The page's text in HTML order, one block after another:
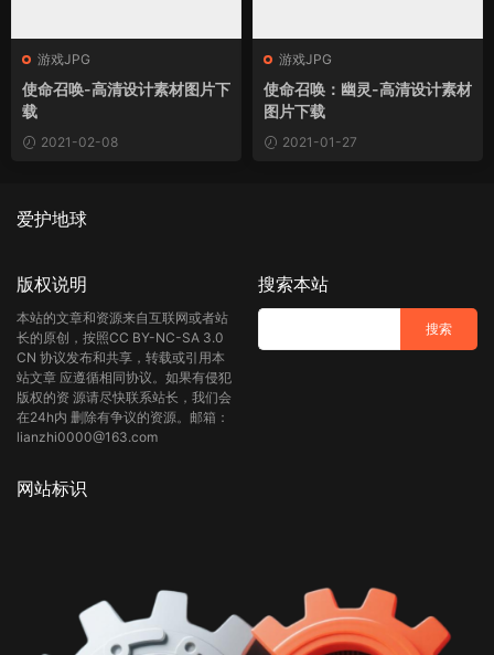
游戏JPG
使命召唤-高清设计素材图片下
载
2021-02-08
游戏JPG
使命召唤：幽灵-高清设计素材
图片下载
2021-01-27
爱护地球
版权说明
本站的文章和资源来自互联网或者站
长的原创，按照CC BY-NC-SA 3.0
CN 协议发布和共享，转载或引用本
站文章 应遵循相同协议。如果有侵犯
版权的资 源请尽快联系站长，我们会
在24h内 删除有争议的资源。邮箱：
lianzhi0000@163.com
搜索本站
网站标识